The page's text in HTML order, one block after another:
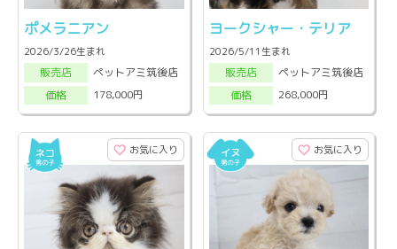
ポメラニアン
2026/3/26生まれ
販売店
ペットアミ筑後店
価格
178,000円
ヨークシャー・テリア
2026/5/11生まれ
販売店
ペットアミ筑後店
価格
268,000円
お気に入り お気に入り